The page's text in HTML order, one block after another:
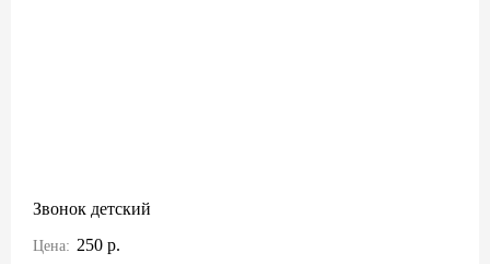
Звонок детский
Цена: 250 р.